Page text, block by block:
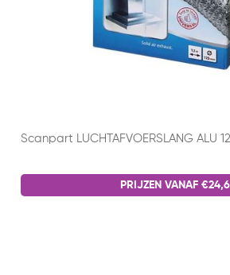
Scanpart LUCHTAFVOERSLANG ALU
PRIJZEN VANAF